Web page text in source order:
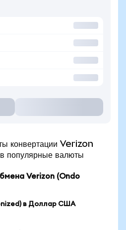
конвертации Verizon
валюты
Verizon (Ondo
в Доллар США